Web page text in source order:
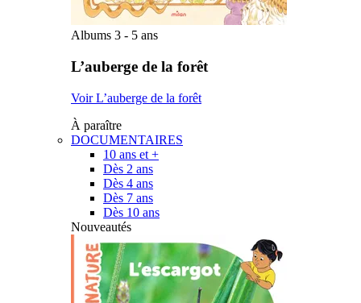
Albums 3 - 5 ans
L’auberge de la forêt
Voir L’auberge de la forêt
À paraître
DOCUMENTAIRES
10 ans et +
Dès 2 ans
Dès 4 ans
Dès 7 ans
Dès 10 ans
Nouveautés